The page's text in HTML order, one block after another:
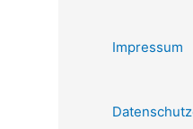
Impressum